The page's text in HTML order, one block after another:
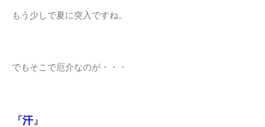
もう少しで夏に突入ですね。
でもそこで厄介なのが・・・
『汗』